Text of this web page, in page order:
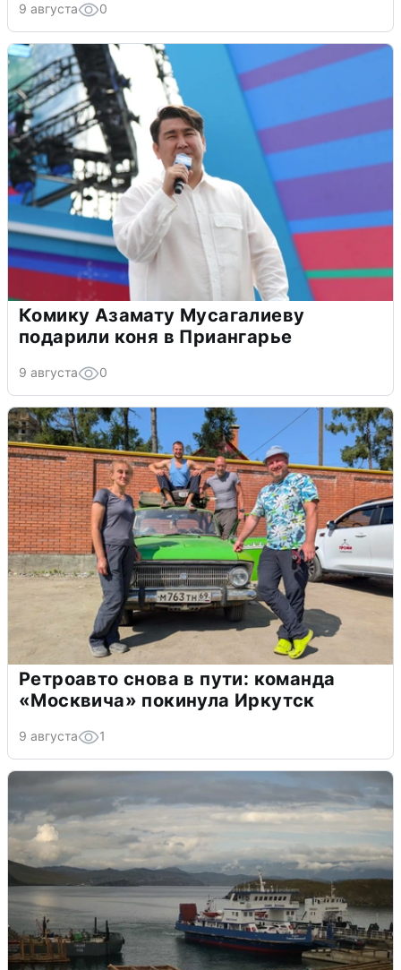
9 августа 0
Комику Азамату Мусагалиеву
подарили коня в Приангарье
9 августа 0
Ретроавто снова в пути: команда
«Москвича» покинула Иркутск
9 августа 1